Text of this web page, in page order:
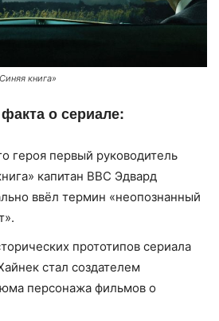
книга»
о сериале:
героя первый руководитель
капитан ВВС Эдвард
ввёл термин «неопознанный
прототипов сериала
стал создателем
персонажа фильмов о